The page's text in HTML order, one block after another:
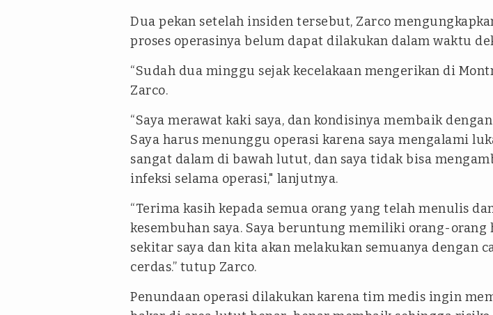
Dua pekan setelah insiden tersebut, Zarco
proses operasinya belum dapat dilakukan dalam waktu
“Sudah dua minggu sejak kecelakaan mengerikan di
Zarco.
“Saya merawat kaki saya, dan kondisinya membaik
Saya harus menunggu operasi karena saya mengalami
sangat dalam di bawah lutut, dan saya tidak bisa
infeksi selama operasi," lanjutnya.
“Terima kasih kepada semua orang yang telah menulis
kesembuhan saya. Saya beruntung memiliki orang-orang
sekitar saya dan kita akan melakukan semuanya dengan
cerdas.” tutup Zarco.
Penundaan operasi dilakukan karena tim medis ingin